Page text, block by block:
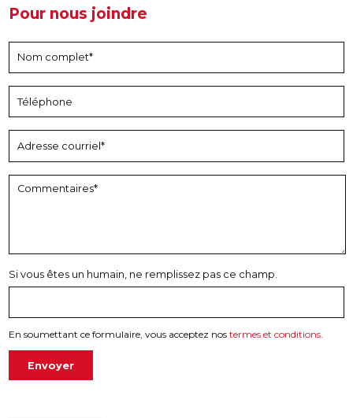
Pour nous joindre
Si vous êtes un humain, ne remplissez pas ce champ.
En soumettant ce formulaire, vous acceptez nostermes et conditions.
Envoyer